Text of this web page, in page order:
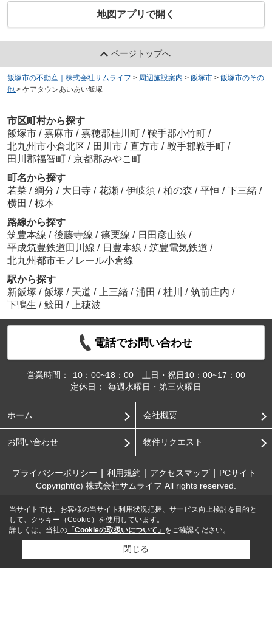
地図アプリで開く
ページトップへ
飯塚市の不動産｜株式会社サムライフ > 周辺施設案内 > 飯塚市 > 飯塚市のその
他 > ケアタウンあいあい飯塚
市区町村から探す
飯塚市 / 嘉麻市 / 嘉穂郡桂川町 / 鞍手郡小竹町 /
北九州市小倉北区 / 田川市 / 直方市 / 鞍手郡鞍手町 /
田川郡福智町 / 京都郡みやこ町
町名から探す
若菜 / 綱分 / 大日寺 / 花瀬 / 伊岐須 / 柏の森 / 平恒 / 下三緒 /
横田 / 椋本
路線から探す
筑豊本線 / 後藤寺線 / 篠栗線 / 日田彦山線 /
平成筑豊鉄道田川線 / 日豊本線 / 筑豊電気鉄道 /
北九州都市モノレール小倉線
駅から探す
新飯塚 / 飯塚 / 天道 / 上三緒 / 浦田 / 桂川 / 筑前庄内 /
下鴨生 / 鯰田 / 上穂波
電話でお問い合わせ
営業時間：
10：00~18：00 土日・祝日10：00~17：00
定休日：
毎週水曜日・第三火曜日
ホーム 会社概要
お問い合わせ 物件リクエスト
プライバシーポリシー 利用規約 アクセスマップ
PCサイト
Copyright(c) 株式会社サムライフ All rights reserved.
当サイトでは、お客様の当サイト利用状況把握、サービス向上検討を目的と
して、クッキー（Cookie）を使用しています。
詳しくは、当社の 「Cookieの取扱いについて」 をご確認ください。
閉じる